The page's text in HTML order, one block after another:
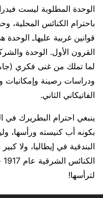
الوحدة المطلوبة ليست
باحترام الكنائس المحلية،
قوانين غربية عليهاـ
القرون الأول. الوحدة
لما تملك من غنى فكري
ودراسات رصينة
الفاتيكاني الثاني.
ينبغي احترام البطريرك
بكونه أب كنيسته ورأسها،
البندقية في إيطاليا، ولا
لترأسها!